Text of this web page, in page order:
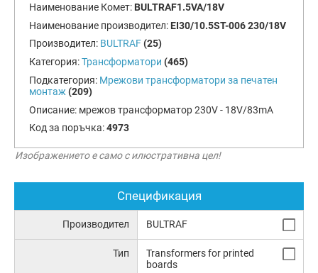
Наименование Комет: BULTRAF1.5VA/18V
Наименование производител: EI30/10.5ST-006 230/18V
Производител: BULTRAF (25)
Категория:Трансформатори (465)
Подкатегория: Мрежови трансформатори за печатен
монтаж (209)
Описание: мрежов трансформатор 230V - 18V/83mA
Код за поръчка:4973
Изображението е само с илюстративна цел!
Спецификация
Производител BULTRAF
Тип
Transformers for printed
boards